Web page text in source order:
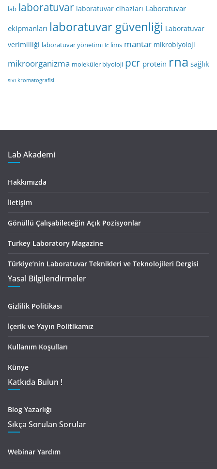
lab laboratuvar laboratuvar cihazları Laboratuvar
ekipmanları laboratuvar güvenliği Laboratuvar
verimliliği laboratuvar yönetimi lc lims mantar mikrobiyoloji
mikroorganizma moleküler biyoloji pcr protein rna sağlık
sıvı kromatografisi
Lab Akademi
Hakkımızda
İletişim
Gönüllü Çalışabileceğin Açık Pozisyonlar
Turkey Laboratory Magazine
Türkiye’nin Laboratuvar Teknikleri ve Teknolojileri Dergisi
Yasal Bilgilendirmeler
Gizlilik Politikası
İçerik ve Yayın Politikamız
Kullanım Koşulları
Künye
Katkıda Bulun !
Blog Yazarlığı
Sıkça Sorulan Sorular
Webinar Yardım